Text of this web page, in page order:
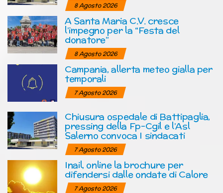
8 Agosto 2026
A Santa Maria C.V. cresce
l’impegno per la “Festa del
donatore”
8 Agosto 2026
Campania, allerta meteo gialla per
temporali
7 Agosto 2026
Chiusura ospedale di Battipaglia,
pressing della Fp-Cgil e l’Asl
Salerno convoca I sindacati
7 Agosto 2026
Inail, online la brochure per
difendersi dalle ondate di Calore
7 Agosto 2026